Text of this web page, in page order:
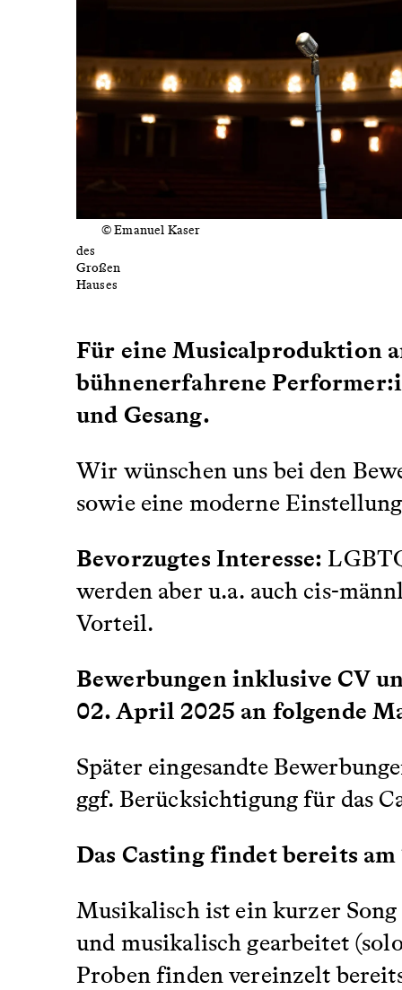
© Emanuel Kaser
Bühne
des
Großen
Hauses
Für eine Musicalproduktion
bühnenerfahrene
und Gesang.
Wir wünschen uns bei den
sowie eine moderne
Bevorzugtes Interesse:
werden aber u.a. auch cis-
Vorteil.
Bewerbungen inklusive CV
02. April 2025 an folgende
Später eingesandte
ggf. Berücksichtigung für das
Das Casting findet bereits
Musikalisch ist ein kurzer
und musikalisch gearbeitet
Proben finden vereinzelt